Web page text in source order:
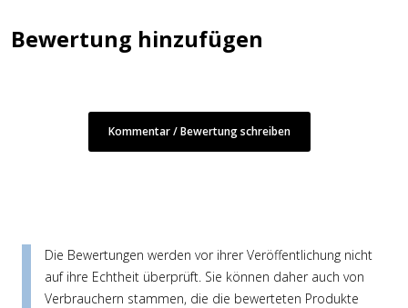
Bewertung hinzufügen
Kommentar / Bewertung schreiben
Die Bewertungen werden vor ihrer Veröffentlichung nicht
auf ihre Echtheit überprüft. Sie können daher auch von
Verbrauchern stammen, die die bewerteten Produkte